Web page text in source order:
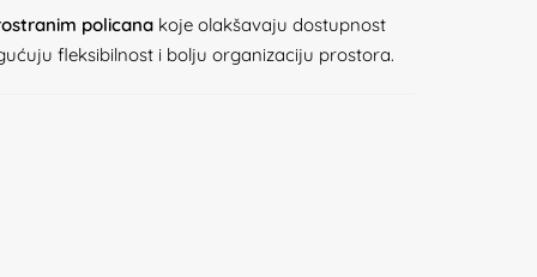
policana koje olakšavaju dostupnost
fleksibilnost i bolju organizaciju prostora.